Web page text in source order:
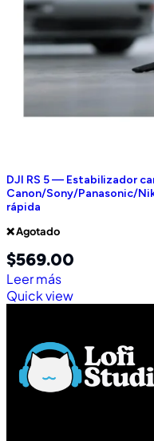
DJI RS 5 — Estabilizador
Canon/Sony/Panasonic/
rápida
❌ Agotado
$569.00
Leer más
Quick view